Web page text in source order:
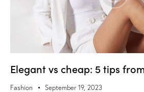
Elegant vs cheap: 5 tips
Fashion September 19, 2023